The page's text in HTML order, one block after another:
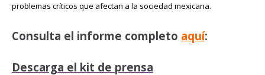
problemas críticos que afectan a la sociedad mexicana.
Consulta el informe completo aquí:
Descarga el kit de prensa